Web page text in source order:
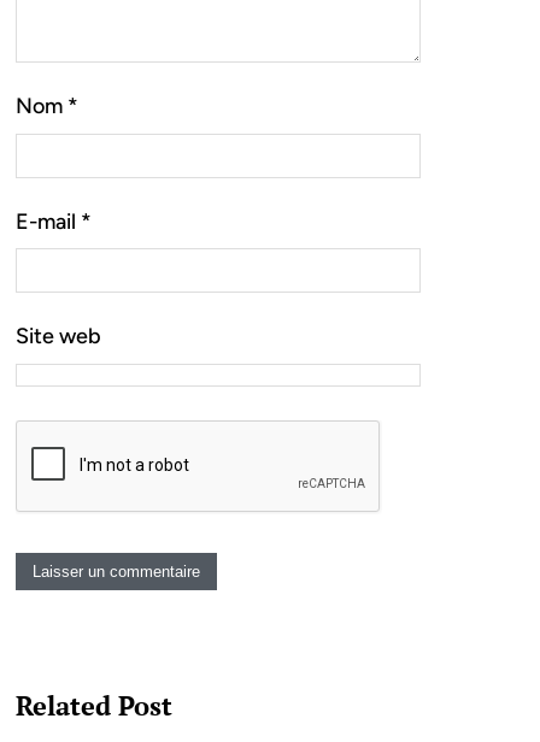
Nom *
E-mail *
Site web
Related Post